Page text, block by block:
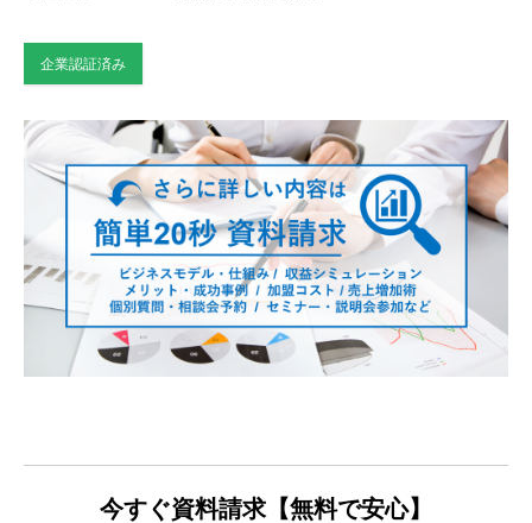
企業認証済み
今すぐ資料請求【無料で安心】